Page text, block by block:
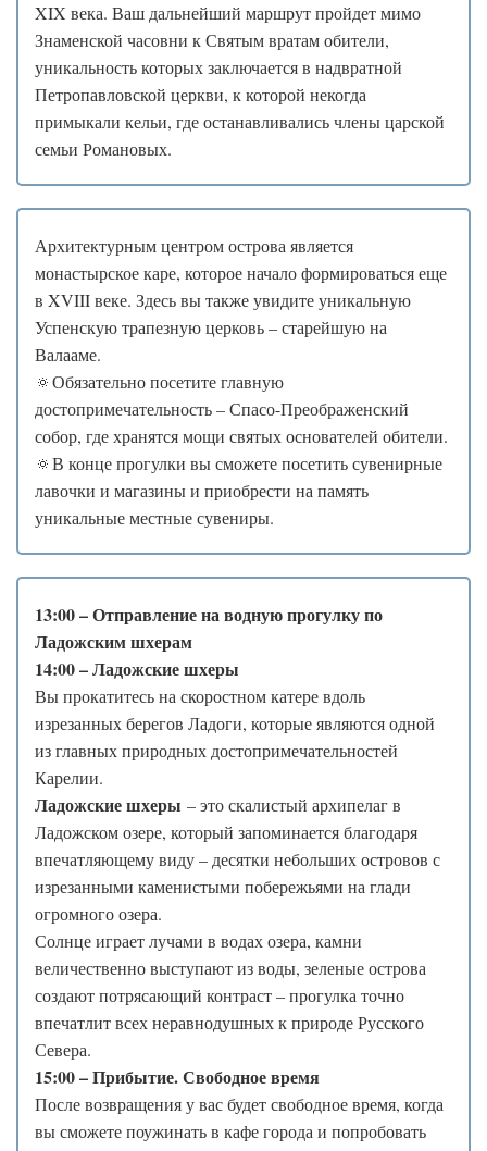
XIX века. Ваш дальнейший маршрут пройдет мимо
Знаменской часовни к Святым вратам обители,
уникальность которых заключается в надвратной
Петропавловской церкви, к которой некогда
примыкали кельи, где останавливались члены царской
семьи Романовых.
Архитектурным центром острова является
монастырское каре, которое начало формироваться еще
в XVIII веке. Здесь вы также увидите уникальную
Успенскую трапезную церковь – старейшую на
Валааме.
🔅Обязательно посетите главную
достопримечательность – Спасо-Преображенский
собор, где хранятся мощи святых основателей обители.
🔅В конце прогулки вы сможете посетить сувенирные
лавочки и магазины и приобрести на память
уникальные местные сувениры.
13:00 – Отправление на водную прогулку по
Ладожским шхерам
14:00 – Ладожские шхеры
Вы прокатитесь на скоростном катере вдоль
изрезанных берегов Ладоги, которые являются одной
из главных природных достопримечательностей
Карелии.
Ладожские шхеры – это скалистый архипелаг в
Ладожском озере, который запоминается благодаря
впечатляющему виду – десятки небольших островов с
изрезанными каменистыми побережьями на глади
огромного озера.
Солнце играет лучами в водах озера, камни
величественно выступают из воды, зеленые острова
создают потрясающий контраст – прогулка точно
впечатлит всех неравнодушных к природе Русского
Севера.
15:00 – Прибытие. Свободное время
После возвращения у вас будет свободное время, когда
вы сможете поужинать в кафе города и попробовать